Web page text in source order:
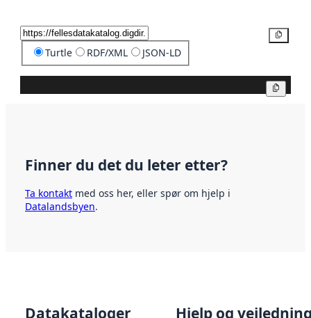
Turtle RDF/XML JSON-LD
Finner du det du leter etter?
Ta kontakt med oss her, eller spør om hjelp i
Datalandsbyen.
Datakataloger Hjelp og